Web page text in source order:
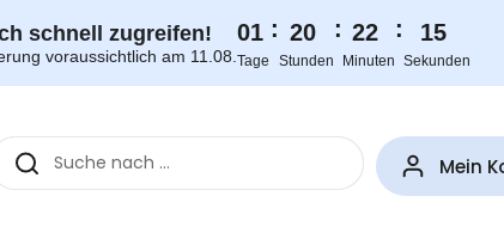
schnell zugreifen!
voraussichtlich am 11.08.
01
Tage
: 20
Stunden
: 22
Minuten
: 15
Sekunden
Mein